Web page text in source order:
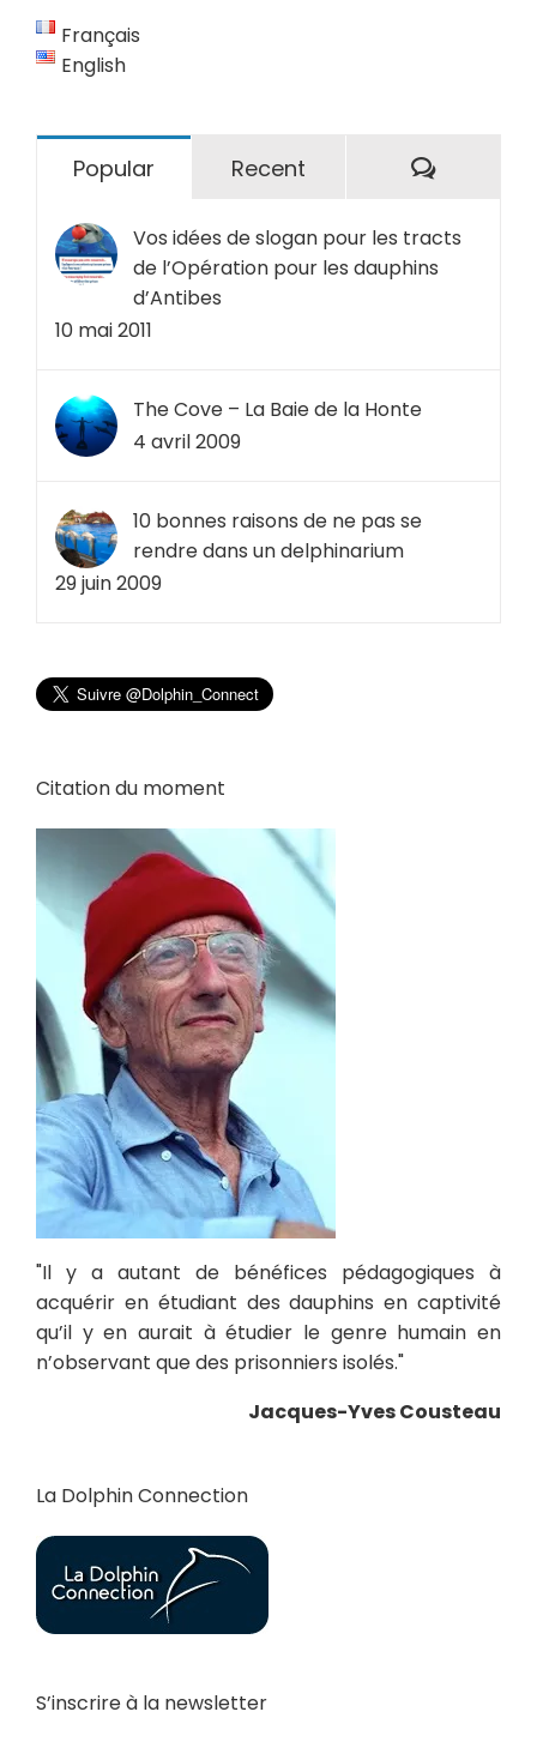
Français
English
Popular Recent
Vos idées de slogan pour les tracts
de l’Opération pour les dauphins
d’Antibes
10 mai 2011
The Cove – La Baie de la Honte
4 avril 2009
10 bonnes raisons de ne pas se
rendre dans un delphinarium
29 juin 2009
Citation du moment
"Il y a autant de bénéfices pédagogiques à
acquérir en étudiant des dauphins en captivité
qu’il y en aurait à étudier le genre humain en
n’observant que des prisonniers isolés."
Jacques-Yves Cousteau
La Dolphin Connection
S’inscrire à la newsletter